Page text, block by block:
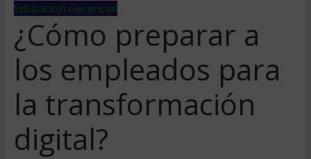
Educacion Gerencial
¿Cómo preparar a
los empleados para
la transformación
digital?